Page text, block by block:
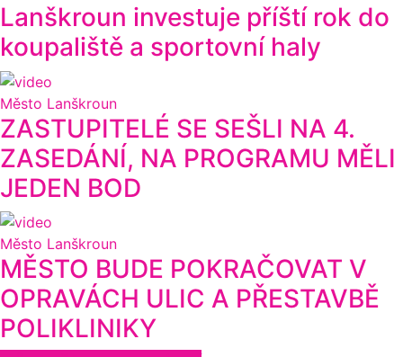
Lanškroun investuje příští rok do
koupaliště a sportovní haly
Město Lanškroun
ZASTUPITELÉ SE SEŠLI NA 4.
ZASEDÁNÍ, NA PROGRAMU MĚLI
JEDEN BOD
Město Lanškroun
MĚSTO BUDE POKRAČOVAT V
OPRAVÁCH ULIC A PŘESTAVBĚ
POLIKLINIKY